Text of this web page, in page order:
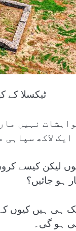
ٹیکسلا کے
نہیں
لاکھ سپاہی
لیکن کیسے
ہو جائیں؟
ایک ہی ہیں
ہو گی۔